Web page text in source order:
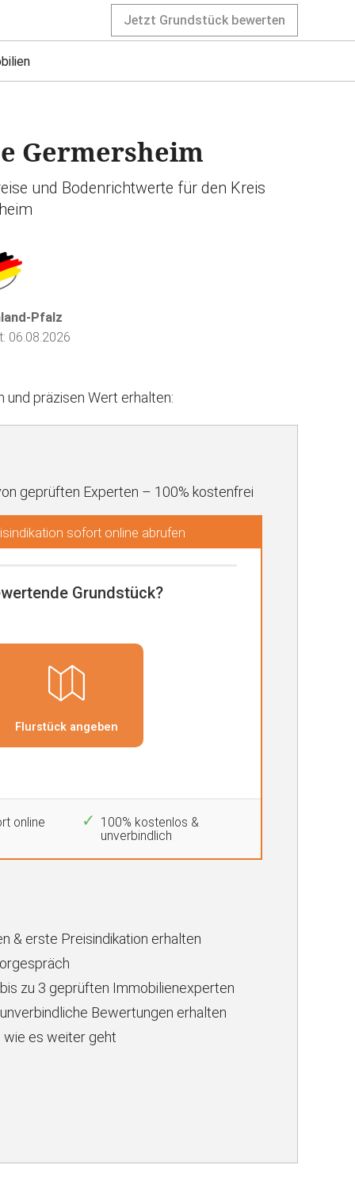
Jetzt Grundstück bewerten
Germersheim
und Bodenrichtwerte für den Kreis
Pfalz
06.08.2026
und präzisen Wert erhalten:
geprüften Experten – 100% kostenfrei
sofort online abrufen
online
100% kostenlos &
unverbindlich
& erste Preisindikation erhalten
zu 3 geprüften Immobilienexperten
Bewertungen erhalten
wie es weiter geht